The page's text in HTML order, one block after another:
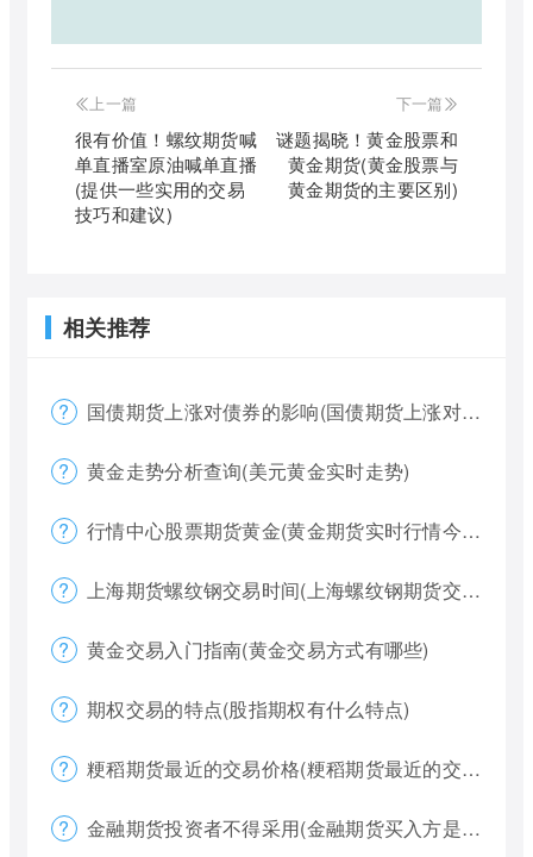
上一篇
很有价值！螺纹期货喊
单直播室原油喊单直播
(提供一些实用的交易
技巧和建议)
下一篇
谜题揭晓！黄金股票和
黄金期货(黄金股票与
黄金期货的主要区别)
相关推荐
国债期货上涨对债券的影响(国债期货上涨对债券的影响大吗)
黄金走势分析查询(美元黄金实时走势)
行情中心股票期货黄金(黄金期货实时行情今天)
上海期货螺纹钢交易时间(上海螺纹钢期货交割)
黄金交易入门指南(黄金交易方式有哪些)
期权交易的特点(股指期权有什么特点)
粳稻期货最近的交易价格(粳稻期货最近的交易价格是什么)
金融期货投资者不得采用(金融期货买入方是否有履约权利)